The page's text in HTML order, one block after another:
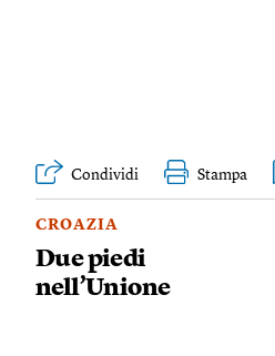
Condividi Stampa
CROAZIA
Due piedi
nell’Unione